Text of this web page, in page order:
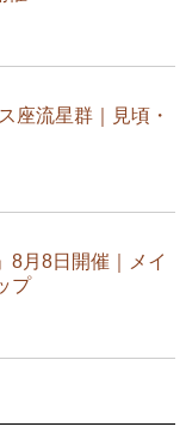
座流星群｜見頃・
8月8日開催｜メイ
プ